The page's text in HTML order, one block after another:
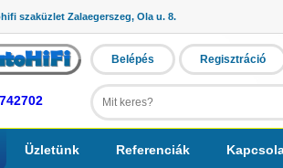
szaküzlet Zalaegerszeg, Ola u. 8.
Belépés Regisztráció
Üzletünk Referenciák